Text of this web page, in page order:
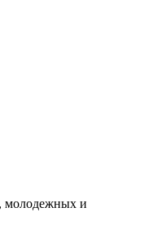
молодежных и